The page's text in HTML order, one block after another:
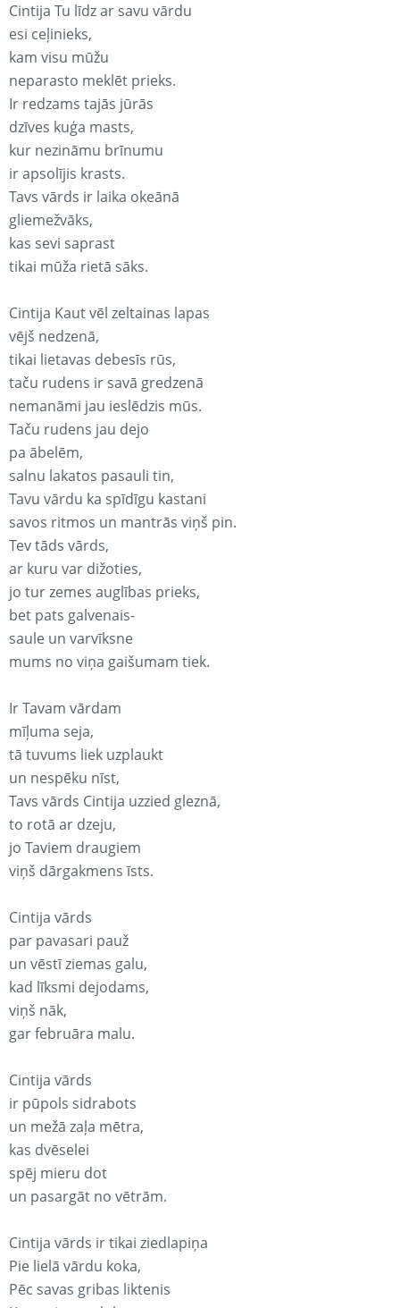
Cintija Tu līdz ar savu vārdu
esi ceļinieks,
kam visu mūžu
neparasto meklēt prieks.
Ir redzams tajās jūrās
dzīves kuģa masts,
kur nezināmu brīnumu
ir apsolījis krasts.
Tavs vārds ir laika okeānā
gliemežvāks,
kas sevi saprast
tikai mūža rietā sāks.
Cintija Kaut vēl zeltainas lapas
vējš nedzenā,
tikai lietavas debesīs rūs,
taču rudens ir savā gredzenā
nemanāmi jau ieslēdzis mūs.
Taču rudens jau dejo
pa ābelēm,
salnu lakatos pasauli tin,
Tavu vārdu ka spīdīgu kastani
savos ritmos un mantrās viņš pin.
Tev tāds vārds,
ar kuru var dižoties,
jo tur zemes auglības prieks,
bet pats galvenais-
saule un varvīksne
mums no viņa gaišumam tiek.
Ir Tavam vārdam
mīļuma seja,
tā tuvums liek uzplaukt
un nespēku nīst,
Tavs vārds Cintija uzzied gleznā,
to rotā ar dzeju,
jo Taviem draugiem
viņš dārgakmens īsts.
Cintija vārds
par pavasari pauž
un vēstī ziemas galu,
kad līksmi dejodams,
viņš nāk,
gar februāra malu.
Cintija vārds
ir pūpols sidrabots
un mežā zaļa mētra,
kas dvēselei
spēj mieru dot
un pasargāt no vētrām.
Cintija vārds ir tikai ziedlapiņa
Pie lielā vārdu koka,
Pēc savas gribas liktenis